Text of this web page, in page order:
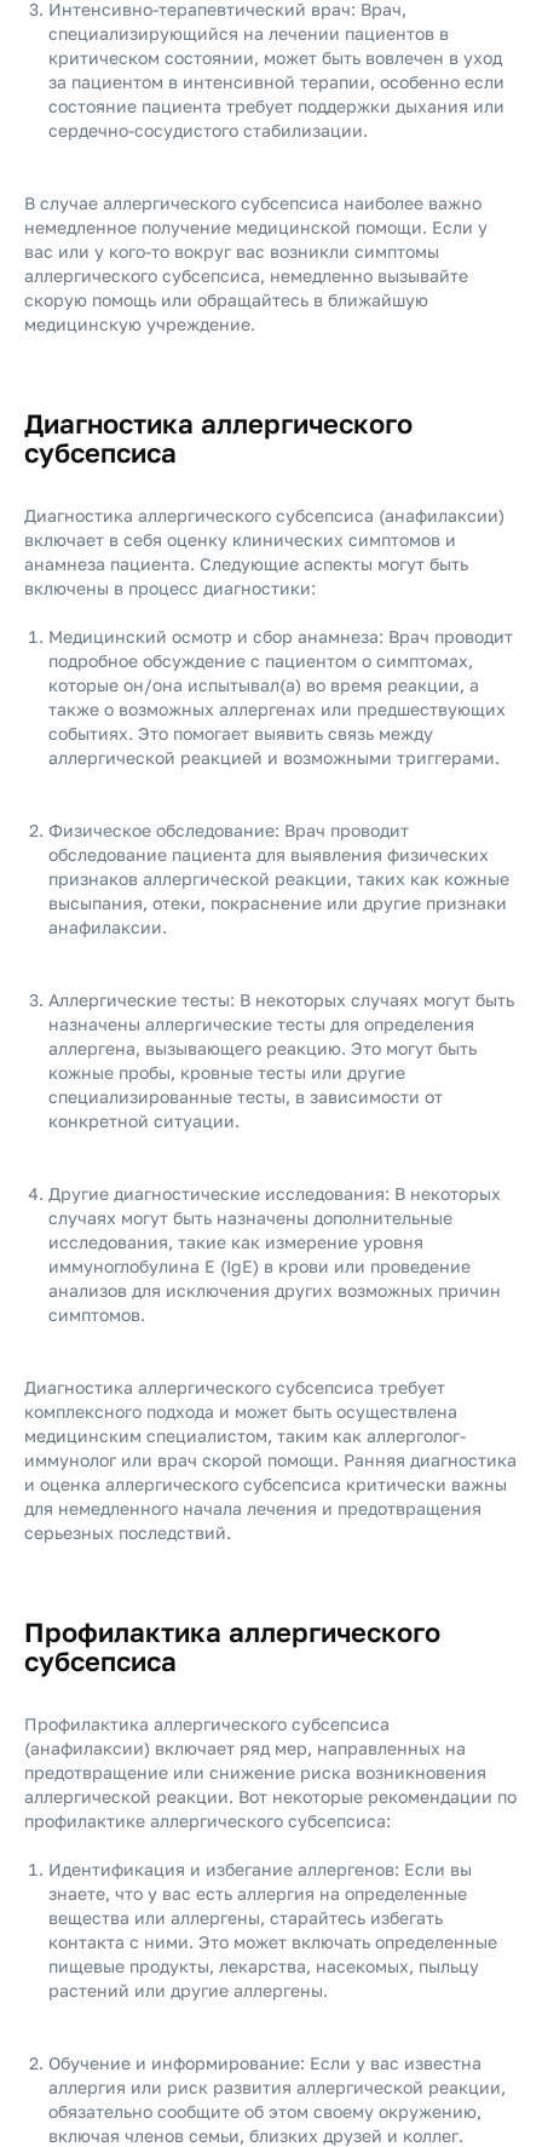
Интенсивно-терапевтический врач: Врач,
специализирующийся на лечении пациентов в
критическом состоянии, может быть вовлечен в уход
за пациентом в интенсивной терапии, особенно если
состояние пациента требует поддержки дыхания или
сердечно-сосудистого стабилизации.
В случае аллергического субсепсиса наиболее важно
немедленное получение медицинской помощи. Если у
вас или у кого-то вокруг вас возникли симптомы
аллергического субсепсиса, немедленно вызывайте
скорую помощь или обращайтесь в ближайшую
медицинскую учреждение.
Диагностика аллергического
субсепсиса
Диагностика аллергического субсепсиса (анафилаксии)
включает в себя оценку клинических симптомов и
анамнеза пациента. Следующие аспекты могут быть
включены в процесс диагностики:
Медицинский осмотр и сбор анамнеза: Врач проводит
подробное обсуждение с пациентом о симптомах,
которые он/она испытывал(а) во время реакции, а
также о возможных аллергенах или предшествующих
событиях. Это помогает выявить связь между
аллергической реакцией и возможными триггерами.
Физическое обследование: Врач проводит
обследование пациента для выявления физических
признаков аллергической реакции, таких как кожные
высыпания, отеки, покраснение или другие признаки
анафилаксии.
Аллергические тесты: В некоторых случаях могут быть
назначены аллергические тесты для определения
аллергена, вызывающего реакцию. Это могут быть
кожные пробы, кровные тесты или другие
специализированные тесты, в зависимости от
конкретной ситуации.
Другие диагностические исследования: В некоторых
случаях могут быть назначены дополнительные
исследования, такие как измерение уровня
иммуноглобулина E (IgE) в крови или проведение
анализов для исключения других возможных причин
симптомов.
Диагностика аллергического субсепсиса требует
комплексного подхода и может быть осуществлена
медицинским специалистом, таким как аллерголог-
иммунолог или врач скорой помощи. Ранняя диагностика
и оценка аллергического субсепсиса критически важны
для немедленного начала лечения и предотвращения
серьезных последствий.
Профилактика аллергического
субсепсиса
Профилактика аллергического субсепсиса
(анафилаксии) включает ряд мер, направленных на
предотвращение или снижение риска возникновения
аллергической реакции. Вот некоторые рекомендации по
профилактике аллергического субсепсиса:
Идентификация и избегание аллергенов: Если вы
знаете, что у вас есть аллергия на определенные
вещества или аллергены, старайтесь избегать
контакта с ними. Это может включать определенные
пищевые продукты, лекарства, насекомых, пыльцу
растений или другие аллергены.
Обучение и информирование: Если у вас известна
аллергия или риск развития аллергической реакции,
обязательно сообщите об этом своему окружению,
включая членов семьи, близких друзей и коллег.